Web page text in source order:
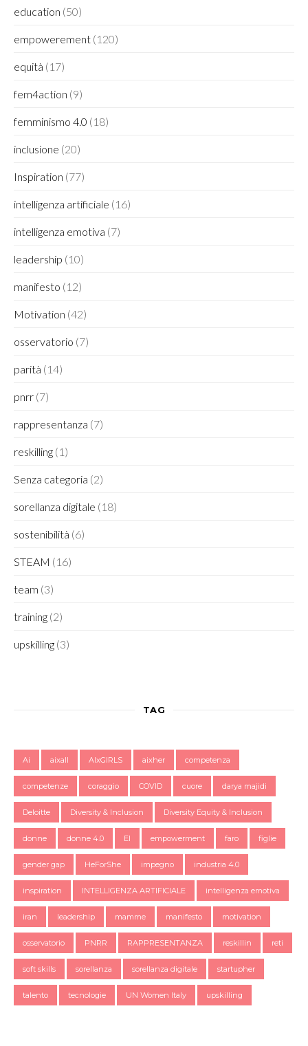
education (50)
empowerement (120)
equità (17)
fem4action (9)
femminismo 4.0 (18)
inclusione (20)
Inspiration (77)
intelligenza artificiale (16)
intelligenza emotiva (7)
leadership (10)
manifesto (12)
Motivation (42)
osservatorio (7)
parità (14)
pnrr (7)
rappresentanza (7)
reskilling (1)
Senza categoria (2)
sorellanza digitale (18)
sostenibilità (6)
STEAM (16)
team (3)
training (2)
upskilling (3)
TAG
Ai aixall AIxGIRLS aixher competenza
competenze coraggio COVID cuore darya majidi
Deloitte Diversity & Inclusion Diversity Equity & Inclusion
donne donne 4.0 EI empowerment faro figlie
gender gap HeForShe impegno industria 4.0
inspiration INTELLIGENZA ARTIFICIALE intelligenza emotiva
iran leadership mamme manifesto motivation
osservatorio PNRR RAPPRESENTANZA reskillin reti
soft skills sorellanza sorellanza digitale startupher
talento tecnologie UN Women Italy upskilling